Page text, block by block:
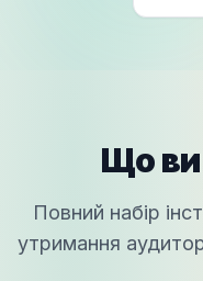
Що
Повний набір
утримання